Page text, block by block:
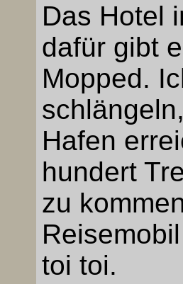
Das Hotel
dafür gibt
Mopped.
Hafen
hundert
zu
toi toi.